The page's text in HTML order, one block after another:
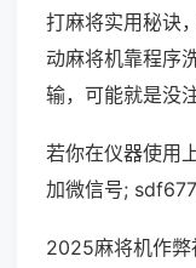
打麻将实用秘诀
动麻将机靠程序
输，可能就是没
若你在仪器使用
加微信号;
2025麻将机作弊